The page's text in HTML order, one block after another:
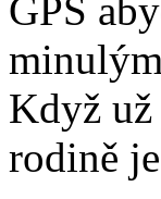
GPS
Když už
rodině